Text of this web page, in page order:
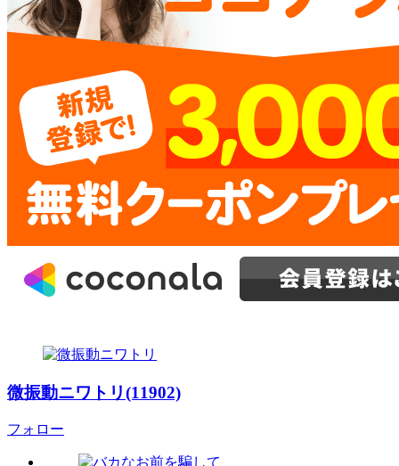
微振動ニワトリ(11902)
フォロー